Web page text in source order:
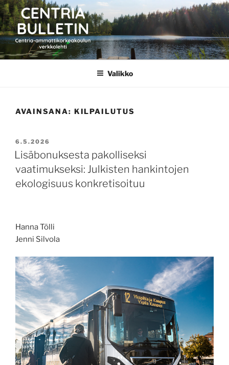
Siirry
sisältöön
CENTRIA BULLETIN
Valikko
AVAINSANA: KILPAILUTUS
JULKAISTU
6.5.2026
Lisäbonuksesta pakolliseksi
vaatimukseksi: Julkisten hankintojen
ekologisuus konkretisoituu
Hanna Tölli
Jenni Silvola